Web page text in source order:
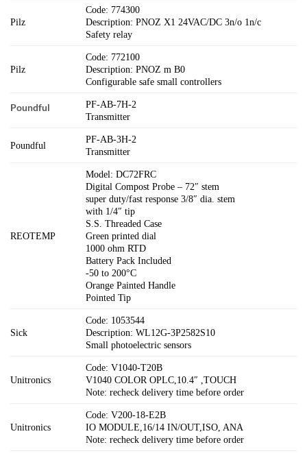
Pilz
Code: 774300
Description: PNOZ X1 24VAC/DC 3n/o 1n/c
Safety relay
Pilz
Code: 772100
Description: PNOZ m B0
Configurable safe small controllers
Poundful
PF-AB-7H-2
Transmitter
Poundful
PF-AB-3H-2
Transmitter
REOTEMP
Model: DC72FRC
Digital Compost Probe – 72″ stem
super duty/fast response 3/8″ dia. stem
with 1/4″ tip
S.S. Threaded Case
Green printed dial
1000 ohm RTD
Battery Pack Included
-50 to 200°C
Orange Painted Handle
Pointed Tip
Sick
Code: 1053544
Description: WL12G-3P2582S10
Small photoelectric sensors
Unitronics
Code: V1040-T20B
V1040 COLOR OPLC,10.4″ ,TOUCH
Note: recheck delivery time before order
Unitronics
Code: V200-18-E2B
IO MODULE,16/14 IN/OUT,ISO, ANA
Note: recheck delivery time before order